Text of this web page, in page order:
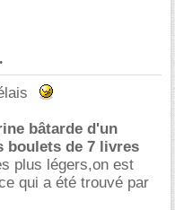
bâtarde d'un
boulets de 7 livres
plus légers,on est
qui a été trouvé par